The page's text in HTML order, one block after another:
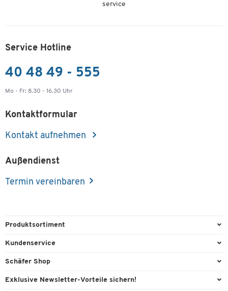
service
Service Hotline
40 48 49 - 555
Mo - Fr: 8.30 - 16.30 Uhr
Kontaktformular
Kontakt aufnehmen
Außendienst
Termin vereinbaren
Produktsortiment
Büroausstattung
Kundenservice
Direktbestellung
Schäfer Shop
AGB
Exklusive Newsletter-Vorteile sichern!